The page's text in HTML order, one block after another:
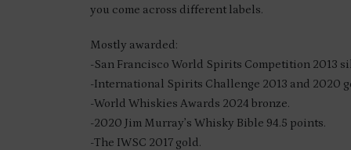
you come across different labels.
Mostly awarded:
-San Francisco World Spirits Competition 2013
-International Spirits Challenge 2013 and 2020
-World Whiskies Awards 2024 bronze.
-2020 Jim Murray’s Whisky Bible 94.5 points.
-The IWSC 2017 gold.